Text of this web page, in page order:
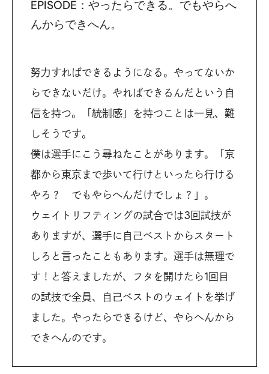
EPISODE：やったらできる。でもやらへ
んからできへん。
努力すればできるようになる。やってないか
らできないだけ。やればできるんだという自
信を持つ。「統制感」を持つことは一見、難
しそうです。
僕は選手にこう尋ねたことがあります。「京
都から東京まで歩いて行けといったら行ける
やろ？ でもやらへんだけでしょ？」。
ウェイトリフティングの試合では3回試技が
ありますが、選手に自己ベストからスタート
しろと言ったこともあります。選手は無理で
す！と答えましたが、フタを開けたら1回目
の試技で全員、自己ベストのウェイトを挙げ
ました。やったらできるけど、やらへんから
できへんのです。